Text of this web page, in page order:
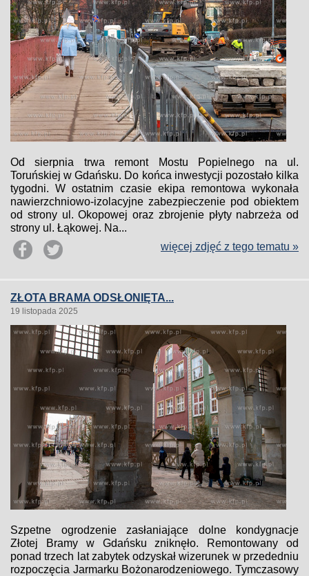
Od sierpnia trwa remont Mostu Popielnego na ul.
Toruńskiej w Gdańsku. Do końca inwestycji pozostało kilka
tygodni. W ostatnim czasie ekipa remontowa wykonała
nawierzchniowo-izolacyjne zabezpieczenie pod obiektem
od strony ul. Okopowej oraz zbrojenie płyty nabrzeża od
strony ul. Łąkowej. Na...
więcej zdjęć z tego tematu »
ZŁOTA BRAMA ODSŁONIĘTA...
19 listopada 2025
Szpetne ogrodzenie zasłaniające dolne kondygnacje
Złotej Bramy w Gdańsku zniknęło. Remontowany od
ponad trzech lat zabytek odzyskał wizerunek w przededniu
rozpoczęcia Jarmarku Bożonarodzeniowego. Tymczasowy